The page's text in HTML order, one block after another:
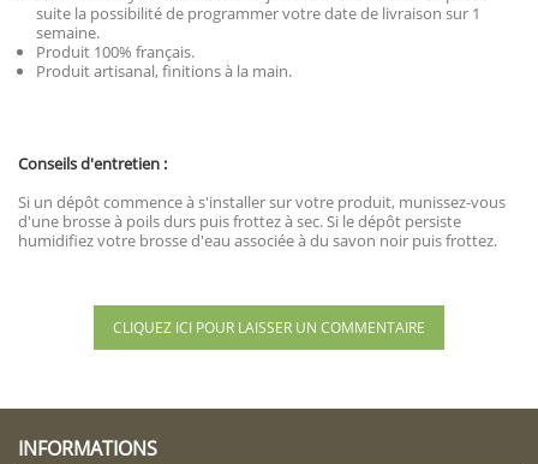
suite la possibilité de programmer votre date de livraison sur 1
semaine.
Produit 100% français.
Produit artisanal, finitions à la main.
Conseils d'entretien :
Si un dépôt commence à s'installer sur votre produit, munissez-vous
d'une brosse à poils durs puis frottez à sec. Si le dépôt persiste
humidifiez votre brosse d'eau associée à du savon noir puis frottez.
CLIQUEZ ICI POUR LAISSER UN COMMENTAIRE
INFORMATIONS